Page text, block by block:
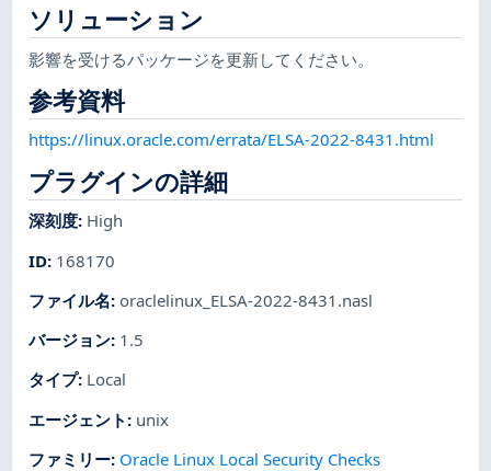
ソリューション
影響を受けるパッケージを更新してください。
参考資料
https://linux.oracle.com/errata/ELSA-2022-8431.html
プラグインの詳細
深刻度: High
ID: 168170
ファイル名: oraclelinux_ELSA-2022-8431.nasl
バージョン: 1.5
タイプ: Local
エージェント : unix
ファミリー: Oracle Linux Local Security Checks